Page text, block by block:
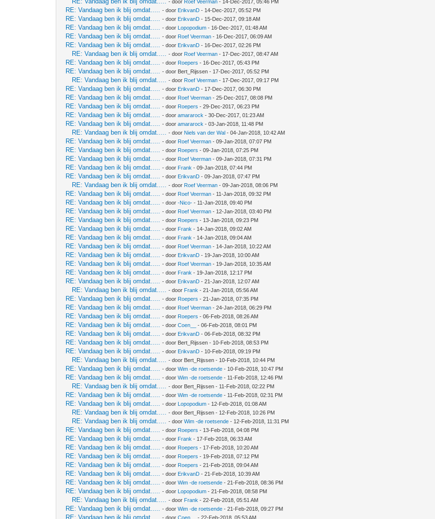
- door Roef Veerman - 14-Dec-2017, 05:46 PM
RE: Vandaag ben ik blij omdat..... - door ErikvanD - 14-Dec-2017, 05:52 PM
RE: Vandaag ben ik blij omdat..... - door ErikvanD - 15-Dec-2017, 09:18 AM
RE: Vandaag ben ik blij omdat..... - door Lopopodium - 16-Dec-2017, 01:48 AM
RE: Vandaag ben ik blij omdat..... - door Roef Veerman - 16-Dec-2017, 06:09 AM
RE: Vandaag ben ik blij omdat..... - door ErikvanD - 16-Dec-2017, 02:26 PM
RE: Vandaag ben ik blij omdat..... - door Roef Veerman - 17-Dec-2017, 08:47 AM
RE: Vandaag ben ik blij omdat..... - door Roepers - 16-Dec-2017, 05:43 PM
RE: Vandaag ben ik blij omdat..... - door Bert_Rijssen - 17-Dec-2017, 05:52 PM
RE: Vandaag ben ik blij omdat..... - door Roef Veerman - 17-Dec-2017, 09:17 PM
RE: Vandaag ben ik blij omdat..... - door ErikvanD - 17-Dec-2017, 06:30 PM
RE: Vandaag ben ik blij omdat..... - door Roef Veerman - 25-Dec-2017, 08:08 PM
RE: Vandaag ben ik blij omdat..... - door Roepers - 29-Dec-2017, 06:23 PM
RE: Vandaag ben ik blij omdat..... - dooramararock - 30-Dec-2017, 01:23 AM
RE: Vandaag ben ik blij omdat..... - dooramararock - 03-Jan-2018, 11:48 PM
RE: Vandaag ben ik blij omdat..... - door Niels van der Wal - 04-Jan-2018, 10:42 AM
RE: Vandaag ben ik blij omdat..... - door Roef Veerman - 09-Jan-2018, 07:07 PM
RE: Vandaag ben ik blij omdat..... - door Roepers - 09-Jan-2018, 07:25 PM
RE: Vandaag ben ik blij omdat..... - door Roef Veerman - 09-Jan-2018, 07:31 PM
RE: Vandaag ben ik blij omdat..... - door Frank - 09-Jan-2018, 07:44 PM
RE: Vandaag ben ik blij omdat..... - door ErikvanD - 09-Jan-2018, 07:47 PM
RE: Vandaag ben ik blij omdat..... - door Roef Veerman - 09-Jan-2018, 08:06 PM
RE: Vandaag ben ik blij omdat..... - door Roef Veerman - 11-Jan-2018, 09:32 PM
RE: Vandaag ben ik blij omdat..... - door-Nico- - 11-Jan-2018, 09:40 PM
RE: Vandaag ben ik blij omdat..... - door Roef Veerman - 12-Jan-2018, 03:40 PM
RE: Vandaag ben ik blij omdat..... - door Roepers - 13-Jan-2018, 09:23 PM
RE: Vandaag ben ik blij omdat..... - door Frank - 14-Jan-2018, 09:02 AM
RE: Vandaag ben ik blij omdat..... - door Frank - 14-Jan-2018, 09:04 AM
RE: Vandaag ben ik blij omdat..... - door Roef Veerman - 14-Jan-2018, 10:22 AM
RE: Vandaag ben ik blij omdat..... - door ErikvanD - 19-Jan-2018, 10:00 AM
RE: Vandaag ben ik blij omdat..... - door Roef Veerman - 19-Jan-2018, 10:35 AM
RE: Vandaag ben ik blij omdat..... - door Frank - 19-Jan-2018, 12:17 PM
RE: Vandaag ben ik blij omdat..... - door ErikvanD - 21-Jan-2018, 12:07 AM
RE: Vandaag ben ik blij omdat..... - door Frank - 21-Jan-2018, 05:56 AM
RE: Vandaag ben ik blij omdat..... - door Roepers - 21-Jan-2018, 07:35 PM
RE: Vandaag ben ik blij omdat..... - door Roef Veerman - 24-Jan-2018, 06:29 PM
RE: Vandaag ben ik blij omdat..... - door Roepers - 06-Feb-2018, 08:26 AM
RE: Vandaag ben ik blij omdat..... - doorCoen__ - 06-Feb-2018, 08:01 PM
RE: Vandaag ben ik blij omdat..... - door ErikvanD - 06-Feb-2018, 08:32 PM
RE: Vandaag ben ik blij omdat..... - door Bert_Rijssen - 10-Feb-2018, 08:53 PM
RE: Vandaag ben ik blij omdat..... - door ErikvanD - 10-Feb-2018, 09:19 PM
RE: Vandaag ben ik blij omdat..... - door Bert_Rijssen - 10-Feb-2018, 10:44 PM
RE: Vandaag ben ik blij omdat..... - doorWim -de roetsende - 10-Feb-2018, 10:47 PM
RE: Vandaag ben ik blij omdat..... - doorWim -de roetsende - 11-Feb-2018, 12:46 PM
RE: Vandaag ben ik blij omdat..... - door Bert_Rijssen - 11-Feb-2018, 02:22 PM
RE: Vandaag ben ik blij omdat..... - doorWim -de roetsende - 11-Feb-2018, 02:31 PM
RE: Vandaag ben ik blij omdat..... - door Lopopodium - 12-Feb-2018, 01:08 AM
RE: Vandaag ben ik blij omdat..... - door Bert_Rijssen - 12-Feb-2018, 10:26 PM
RE: Vandaag ben ik blij omdat..... - doorWim -de roetsende - 12-Feb-2018, 11:31 PM
RE: Vandaag ben ik blij omdat..... - door Roepers - 13-Feb-2018, 04:08 PM
RE: Vandaag ben ik blij omdat..... - door Frank - 17-Feb-2018, 06:33 AM
RE: Vandaag ben ik blij omdat..... - door Roepers - 17-Feb-2018, 10:20 AM
RE: Vandaag ben ik blij omdat..... - door Roepers - 19-Feb-2018, 07:12 PM
RE: Vandaag ben ik blij omdat..... - door Roepers - 21-Feb-2018, 09:04 AM
RE: Vandaag ben ik blij omdat..... - door ErikvanD - 21-Feb-2018, 10:39 AM
RE: Vandaag ben ik blij omdat..... - doorWim -de roetsende - 21-Feb-2018, 08:36 PM
RE: Vandaag ben ik blij omdat..... - door Lopopodium - 21-Feb-2018, 08:58 PM
RE: Vandaag ben ik blij omdat..... - door Frank - 22-Feb-2018, 05:51 AM
RE: Vandaag ben ik blij omdat..... - doorWim -de roetsende - 21-Feb-2018, 09:27 PM
RE: Vandaag ben ik blij omdat..... - doorCoen__ - 22-Feb-2018, 05:53 AM